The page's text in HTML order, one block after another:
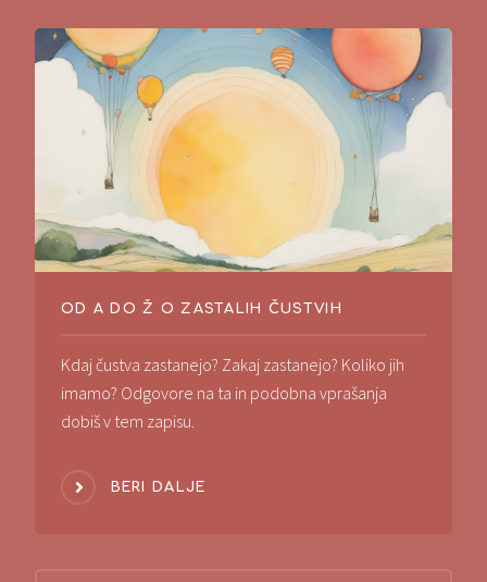
OD A DO Ž O ZASTALIH ČUSTVIH
Kdaj čustva zastanejo? Zakaj zastanejo? Koliko jih
imamo? Odgovore na ta in podobna vprašanja
dobiš v tem zapisu.
BERI DALJE